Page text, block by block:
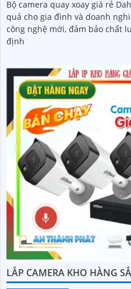
Bộ camera quay xoay giá rẻ
quả cho gia đình và doanh nghiệp. Sản phẩm được
công nghệ mới, đảm bảo chất
định
LẮP CAMERA KHO HÀNG